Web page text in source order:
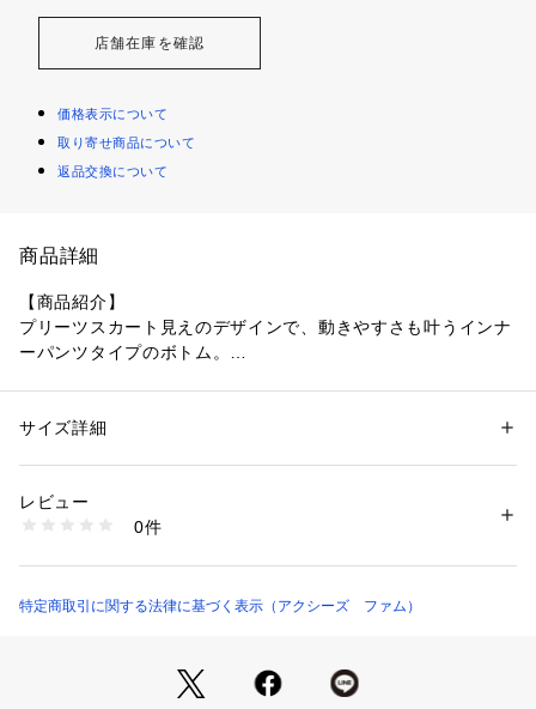
店舗在庫を確認
価格表示について
取り寄せ商品について
返品交換について
商品詳細
【商品紹介】
プリーツスカート見えのデザインで、動きやすさも叶うインナ
ーパンツタイプのボトム。
らのぞくレースがキュートな印象をプラスします。スカート風
【スタイリング】
トップスをインするとデザインが映えて、きちんと可愛いコー
【素材】裏地あり 透け感なし 伸縮性なし
性別：キッズ・ベビー
素材：表地:ポリエステル79%、 :レーヨン20%、 :ポリウレタン1%、レー
生産国：中国製
4320000009336
サイズ詳細
レビュー
0件
特定商取引に関する法律に基づく表示（アクシーズ ファム）